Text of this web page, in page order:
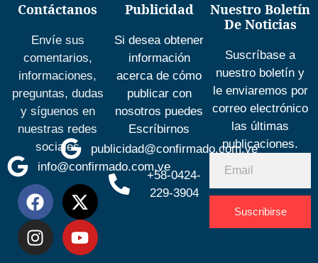
Contáctanos
Envíe sus
comentarios,
informaciones,
preguntas, dudas
y síguenos en
nuestras redes
sociales
info@confirmado.com.ve
Publicidad
Si desea obtener
información
acerca de cómo
publicar con
nosotros puedes
Escríbirnos
publicidad@confirmado.com.ve
+58-0424-
229-3904
Nuestro Boletín
De Noticias
Suscríbase a
nuestro boletín y
le enviaremos por
correo electrónico
las últimas
publicaciones.
Suscribirse